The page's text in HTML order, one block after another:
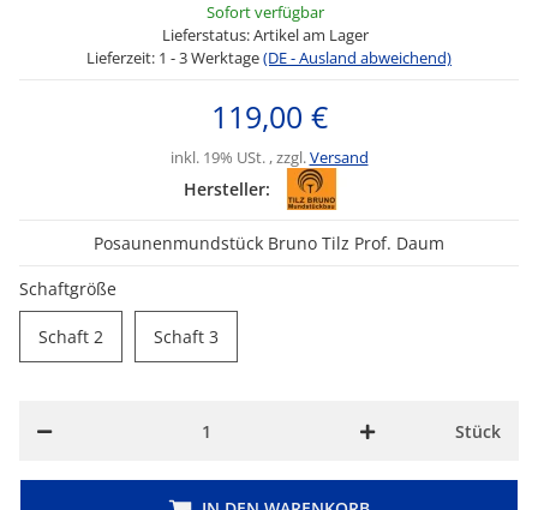
Sofort verfügbar
Lieferstatus: Artikel am Lager
Lieferzeit: 1 - 3 Werktage(DE - Ausland abweichend)
119,00 €
inkl. 19% USt. , zzgl.Versand
Hersteller:
Posaunenmundstück Bruno Tilz Prof. Daum
Schaftgröße
Schaft 2Schaft 2Schaft 3
Stück